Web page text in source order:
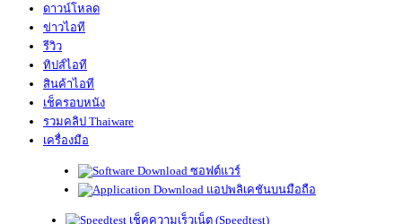
ดาวน์โหลด
ข่าวไอที
รีวิว
ทิปส์ไอที
สินค้าไอที
เช็ครอบหนัง
รวมคลิป Thaiware
เครื่องมือ
ซอฟต์แวร์
แอปพลิเคชันบนมือถือ
เช็คความเร็วเน็ต (Speedtest)